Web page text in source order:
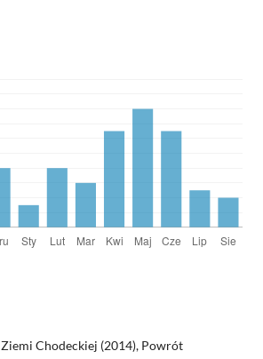
Chodeckiej (2014), Powrót